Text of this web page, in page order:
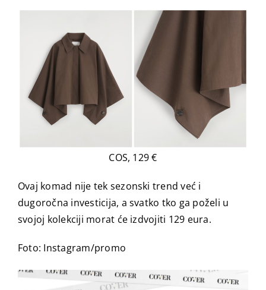
COS, 129 €
Ovaj komad nije tek sezonski trend već i
dugoročna investicija, a svatko tko ga poželi u
svojoj kolekciji morat će izdvojiti 129 eura.
Foto: Instagram/promo